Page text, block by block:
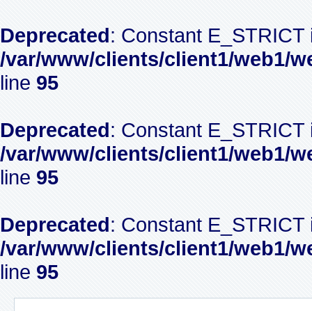
Deprecated: Constant
/var/www/clients/client1/web1/
line 95
Deprecated: Constant
/var/www/clients/client1/web1/
line 95
Deprecated: Constant
/var/www/clients/client1/web1/
line 95